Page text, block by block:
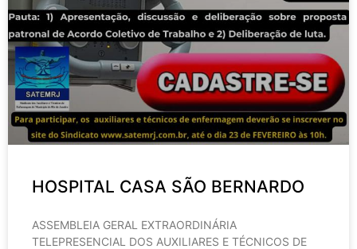
HOSPITAL CASA SÃO BERNARDO
ASSEMBLEIA GERAL EXTRAORDINÁRIA
TELEPRESENCIAL DOS AUXILIARES E TÉCNICOS DE